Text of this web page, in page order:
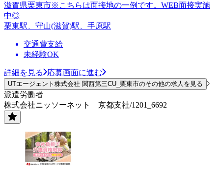
滋賀県栗東市※こちらは面接地の一例です。WEB面接実施
中◎
栗東駅、守山(滋賀)駅、手原駅
交通費支給
未経験OK
詳細を見る 応募画面に進む
UTエージェント株式会社 関西第三CU_栗東市のその他の求人を見る
派遣労働者
株式会社ニッソーネット 京都支社/1201_6692